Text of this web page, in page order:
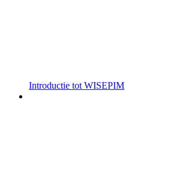
Introductie tot WISEPIM